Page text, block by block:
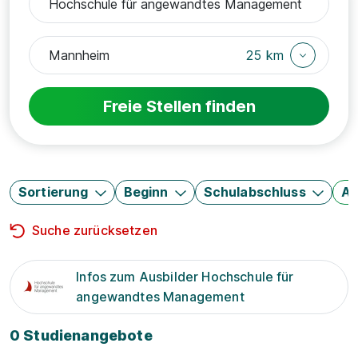
25 km
Freie Stellen finden
Sortierung Beginn Schulabschluss
Suche zurücksetzen
Infos zum Ausbilder Hochschule für
angewandtes Management
0 Studienangebote